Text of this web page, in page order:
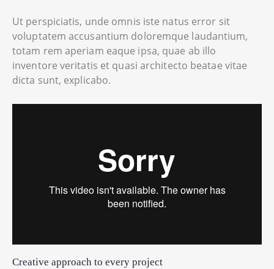
Ut perspiciatis, unde omnis iste natus error sit
voluptatem accusantium doloremque laudantium,
totam rem aperiam eaque ipsa, quae ab illo
inventore veritatis et quasi architecto beatae vitae
dicta sunt, explicabo.
Creative approach to every project